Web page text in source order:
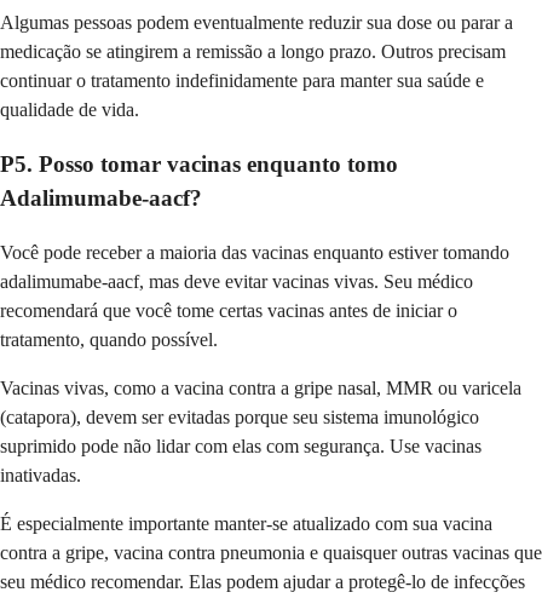
Algumas pessoas podem eventualmente reduzir sua dose ou parar a
medicação se atingirem a remissão a longo prazo. Outros precisam
continuar o tratamento indefinidamente para manter sua saúde e
qualidade de vida.
P5. Posso tomar vacinas enquanto tomo
Adalimumabe-aacf?
Você pode receber a maioria das vacinas enquanto estiver tomando
adalimumabe-aacf, mas deve evitar vacinas vivas. Seu médico
recomendará que você tome certas vacinas antes de iniciar o
tratamento, quando possível.
Vacinas vivas, como a vacina contra a gripe nasal, MMR ou varicela
(catapora), devem ser evitadas porque seu sistema imunológico
suprimido pode não lidar com elas com segurança. Use vacinas
inativadas.
É especialmente importante manter-se atualizado com sua vacina
contra a gripe, vacina contra pneumonia e quaisquer outras vacinas que
seu médico recomendar. Elas podem ajudar a protegê-lo de infecções